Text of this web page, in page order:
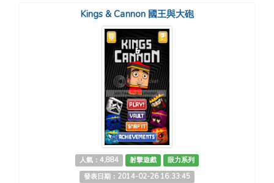
Kings & Cannon 國王與大砲
人氣：4,884 射擊遊戲
眼力系列
發表日期：2014-02-26 16:33:45